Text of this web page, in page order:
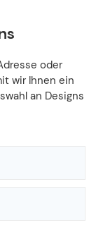
oder
wir Ihnen ein
an Designs